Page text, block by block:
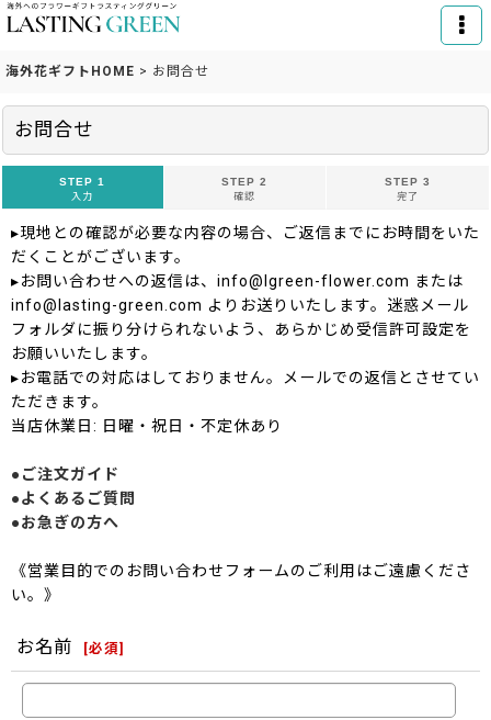
海外花ギフトHOME > お問合せ
お問合せ
STEP 1
入力
STEP 2
確認
STEP 3
完了
▸現地との確認が必要な内容の場合、ご返信までにお時間をいた
だくことがございます。
▸お問い合わせへの返信は、info@lgreen-flower.com または
info@lasting-green.com よりお送りいたします。迷惑メール
フォルダに振り分けられないよう、あらかじめ受信許可設定を
お願いいたします。
▸お電話での対応はしておりません。メールでの返信とさせてい
ただきます。
当店休業日: 日曜・祝日・不定休あり
●ご注文ガイド
●よくあるご質問
●お急ぎの方へ
《営業目的でのお問い合わせフォームのご利用はご遠慮くださ
い。》
お名前 [必須]